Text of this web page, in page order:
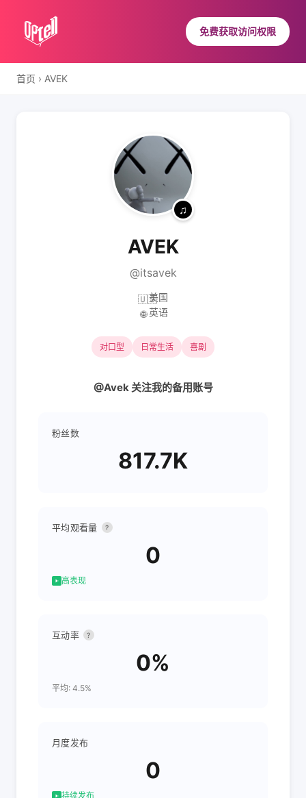
免费获取访问权限
首页 › AVEK
AVEK
@itsavek
🇺🇸美国
🌐 英语
对口型 日常生活 喜剧
@Avek 关注我的备用账号
粉丝数
817.7K
平均观看量 ?
0
高表现
互动率 ?
0%
平均: 4.5%
月度发布
0
持续发布